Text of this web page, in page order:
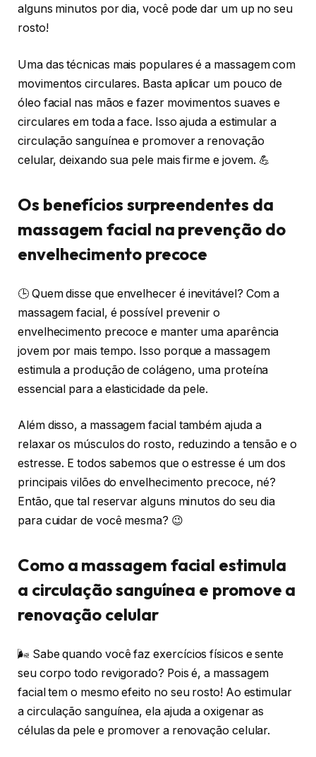
alguns minutos por dia, você pode dar um up no seu
rosto!
Uma das técnicas mais populares é a massagem com
movimentos circulares. Basta aplicar um pouco de
óleo facial nas mãos e fazer movimentos suaves e
circulares em toda a face. Isso ajuda a estimular a
circulação sanguínea e promover a renovação
celular, deixando sua pele mais firme e jovem. 💪
Os benefícios surpreendentes da
massagem facial na prevenção do
envelhecimento precoce
🕒 Quem disse que envelhecer é inevitável? Com a
massagem facial, é possível prevenir o
envelhecimento precoce e manter uma aparência
jovem por mais tempo. Isso porque a massagem
estimula a produção de colágeno, uma proteína
essencial para a elasticidade da pele.
Além disso, a massagem facial também ajuda a
relaxar os músculos do rosto, reduzindo a tensão e o
estresse. E todos sabemos que o estresse é um dos
principais vilões do envelhecimento precoce, né?
Então, que tal reservar alguns minutos do seu dia
para cuidar de você mesma? 😉
Como a massagem facial estimula
a circulação sanguínea e promove a
renovação celular
🌬️ Sabe quando você faz exercícios físicos e sente
seu corpo todo revigorado? Pois é, a massagem
facial tem o mesmo efeito no seu rosto! Ao estimular
a circulação sanguínea, ela ajuda a oxigenar as
células da pele e promover a renovação celular.